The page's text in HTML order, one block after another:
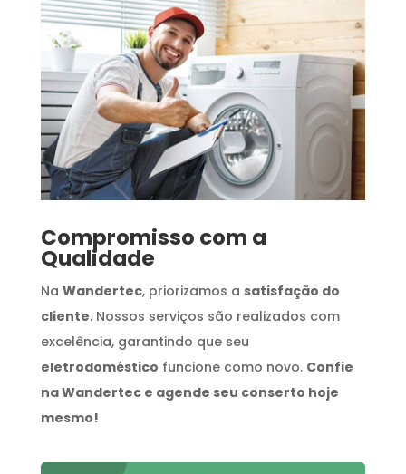
Compromisso com a
Qualidade
Na Wandertec, priorizamos a satisfação do
cliente. Nossos serviços são realizados com
excelência, garantindo que seu
eletrodoméstico funcione como novo. Confie
na Wandertec e agende seu conserto hoje
mesmo!